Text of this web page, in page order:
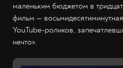
маленьким бюджетом в
фильм —
YouTube-роликов,
нечто».